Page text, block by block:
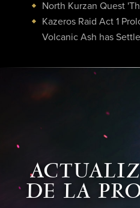
North Kurzan Quest
Kazeros Raid Act 1
Volcanic Ash has
DE LA